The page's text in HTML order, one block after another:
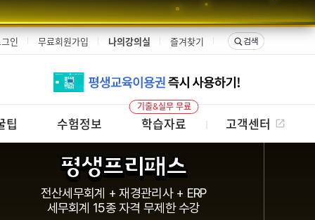
인 무료회원가입 나의강의실 즐겨찾기
팁 수험정보 학습자료
기출&실무 무료
고객센터
평생프리패스
전산세무회계 + 재경관리사 + ERP
세무회계 15종 자격 무제한 수강